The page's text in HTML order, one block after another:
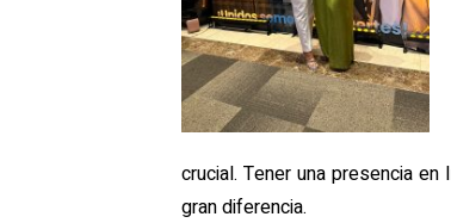
crucial. Tener una presencia
gran diferencia.